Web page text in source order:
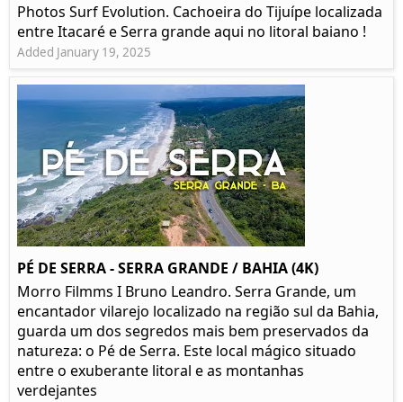
Photos Surf Evolution. Cachoeira do Tijuípe localizada
entre Itacaré e Serra grande aqui no litoral baiano !
Added January 19, 2025
PÉ DE SERRA - SERRA GRANDE / BAHIA (4K)
Morro Filmms I Bruno Leandro. Serra Grande, um
encantador vilarejo localizado na região sul da Bahia,
guarda um dos segredos mais bem preservados da
natureza: o Pé de Serra. Este local mágico situado
entre o exuberante litoral e as montanhas
verdejantes